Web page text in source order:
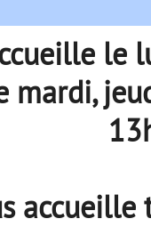
le
mardi,